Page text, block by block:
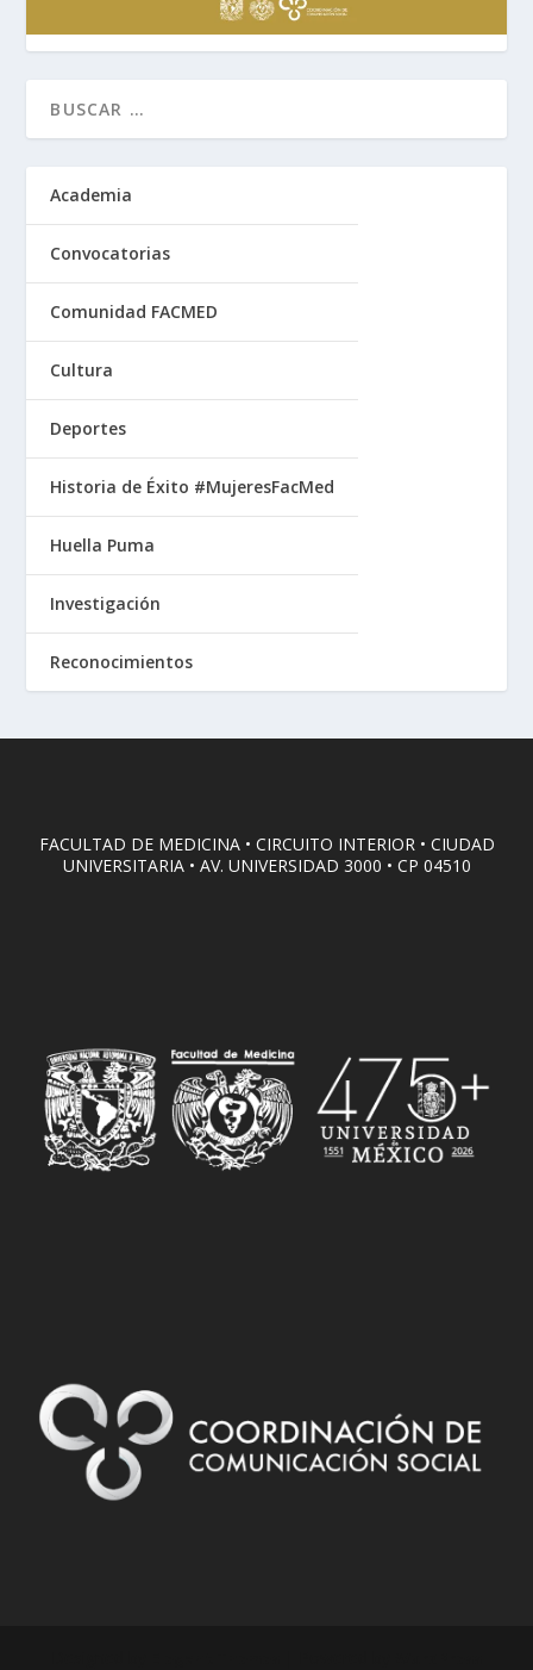
Academia
Convocatorias
Comunidad FACMED
Cultura
Deportes
Historia de Éxito #MujeresFacMed
Huella Puma
Investigación
Reconocimientos
FACULTAD DE MEDICINA • CIRCUITO INTERIOR • CIUDAD
UNIVERSITARIA • AV. UNIVERSIDAD 3000 • CP 04510